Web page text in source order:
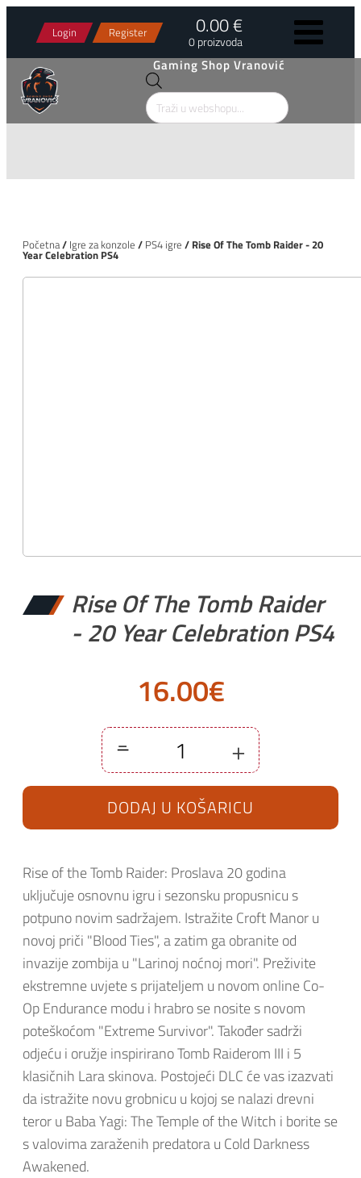
Login Register 0.00 €
0 proizvoda
Gaming Shop Vranović
Products
search
Početna/ Igre za konzole / PS4 igre / Rise Of The Tomb Raider - 20
Year Celebration PS4
Rise Of The Tomb Raider
- 20 Year Celebration PS4
16.00€
-
Of
The
Raider
-
20
količina
+
DODAJ U KOŠARICU
Rise of the Tomb Raider: Proslava 20 godina
uključuje osnovnu igru i sezonsku propusnicu s
potpuno novim sadržajem. Istražite Croft Manor u
novoj priči "Blood Ties", a zatim ga obranite od
invazije zombija u "Larinoj noćnoj mori". Preživite
ekstremne uvjete s prijateljem u novom online Co-
Op Endurance modu i hrabro se nosite s novom
poteškoćom "Extreme Survivor". Također sadrži
odjeću i oružje inspirirano Tomb Raiderom III i 5
klasičnih Lara skinova. Postojeći DLC će vas izazvati
da istražite novu grobnicu u kojoj se nalazi drevni
teror u Baba Yagi: The Temple of the Witch i borite se
s valovima zaraženih predatora u Cold Darkness
Awakened.